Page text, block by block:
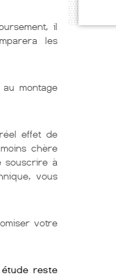
il
les
montage
effet de
chère
souscrire à
vous
votre
reste